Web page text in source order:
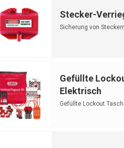
Stecker-
Sicherung von
Gefüllte
Elektrisch
Gefüllte Lockout